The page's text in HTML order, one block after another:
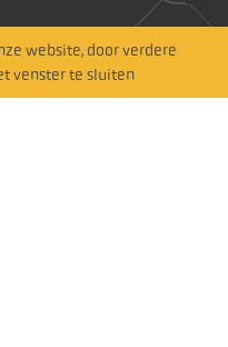
website, door verdere
venster te sluiten